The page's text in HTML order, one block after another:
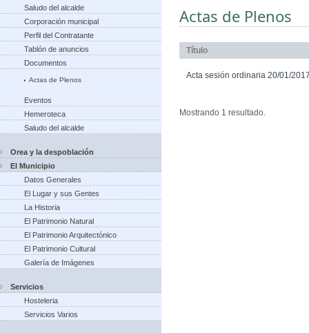
Saludo del alcalde
Corporación municipal
Perfil del Contratante
Tablón de anuncios
Documentos
Actas de Plenos
Eventos
Hemeroteca
Saludo del alcalde
Orea y la despoblación
El Municipio
Datos Generales
El Lugar y sus Gentes
La Historia
El Patrimonio Natural
El Patrimonio Arquitectónico
El Patrimonio Cultural
Galería de Imágenes
Servicios
Hosteleria
Servicios Varios
Actas de Plenos
Título
Acta sesión ordinaria 20/01/
Mostrando 1 resultado.